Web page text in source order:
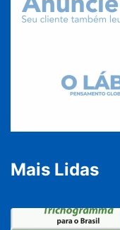
Mais Lidas